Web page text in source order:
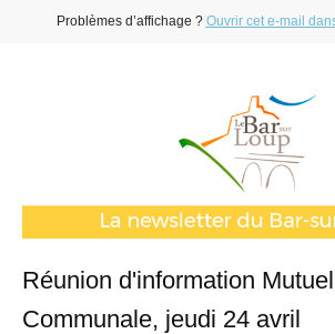
Problèmes d’affichage ? Ouvrir cet e-mail
Réunion d'information
Communale, jeudi 24 avril